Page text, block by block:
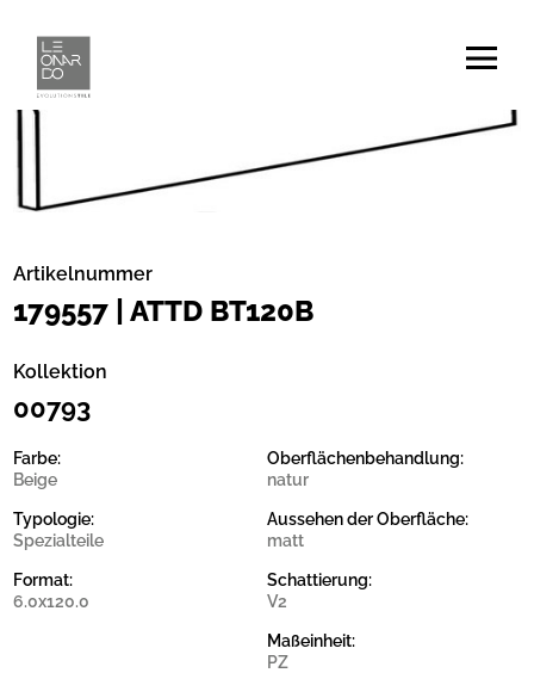
Artikelnummer
179557 | ATTD BT120B
Kollektion
00793
Farbe:
Beige
Typologie:
Spezialteile
Format:
6.0x120.0
Oberflächenbehandlung:
natur
Aussehen der Oberfläche:
matt
Schattierung:
V2
Maßeinheit:
PZ